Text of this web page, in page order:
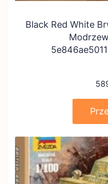
Black Red White